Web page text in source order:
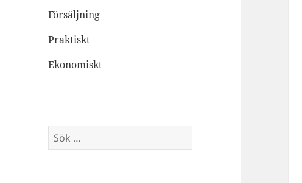
Försäljning
Praktiskt
Ekonomiskt
Sök
efter: